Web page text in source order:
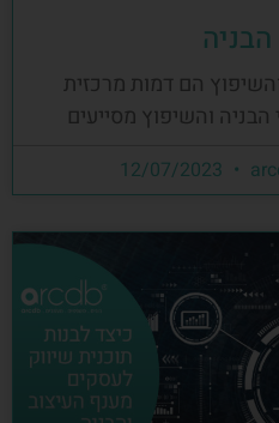
הם דמות מרכזית
והשיפוץ מסייעים